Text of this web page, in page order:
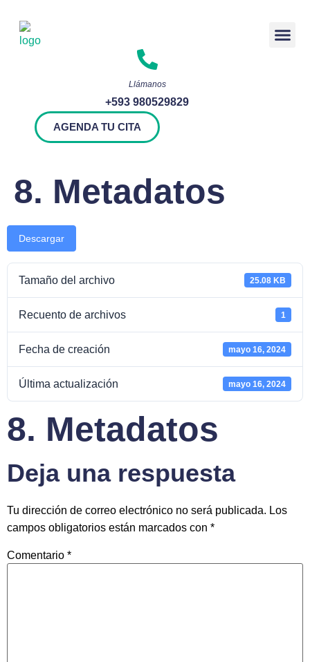
Llámanos
+593 980529829
AGENDA TU CITA
8. Metadatos
Descargar
Tamaño del archivo 25.08 KB
Recuento de archivos 1
Fecha de creación mayo 16, 2024
Última actualización mayo 16, 2024
8. Metadatos
Deja una respuesta
Tu dirección de correo electrónico no será publicada. Los
campos obligatorios están marcados con *
Comentario *